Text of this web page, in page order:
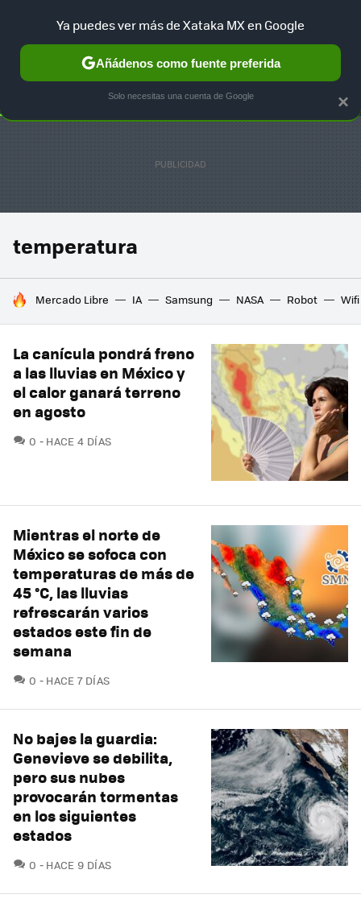
SELECCIÓN GAMING HOME AUTO TERRITORIO
temperatura
HOY SE HABLA DE
Mercado Libre IA Samsung NASA Robot Wifi
La canícula pondrá freno
a las lluvias en México y
el calor ganará terreno
en agosto
0 COMENTARIOS
HACE 4 DÍAS
Mientras el norte de
México se sofoca con
temperaturas de más de
45 °C, las lluvias
refrescarán varios
estados este fin de
semana
0 COMENTARIOS
HACE 7 DÍAS
No bajes la guardia:
Genevieve se debilita,
pero sus nubes
provocarán tormentas
en los siguientes
estados
0 COMENTARIOS
HACE 9 DÍAS
×
Ya puedes ver más de Xataka MX en Google
Añádenos como fuente preferida
Solo necesitas una cuenta de Google